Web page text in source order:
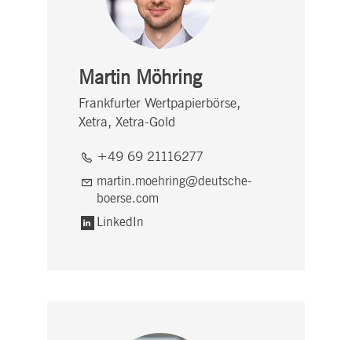
Martin Möhring
Frankfurter Wertpapierbörse,
Xetra, Xetra-Gold
+49 69 21116277
martin.moehring@deutsche-
boerse.com
LinkedIn